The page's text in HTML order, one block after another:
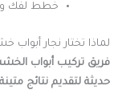
خطط لفك
لماذا تختار نجار
فريق تركيب أبواب
حديثة لتقديم نتائج